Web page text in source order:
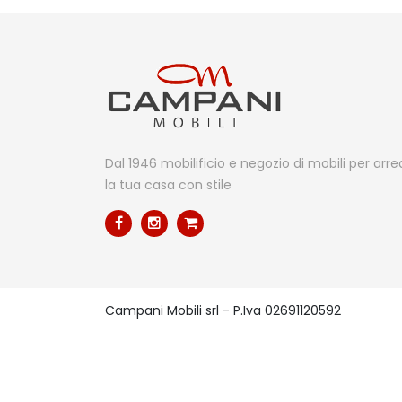
Dal 1946 mobilificio e negozio di mobili per
la tua casa con stile
Campani Mobili srl - P.Iva 02691120592